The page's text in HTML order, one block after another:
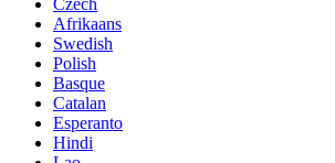
Czech
Afrikaans
Swedish
Polish
Basque
Catalan
Esperanto
Hindi